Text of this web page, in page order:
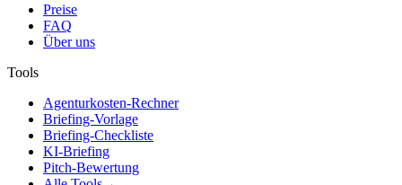
Preise
FAQ
Über uns
Tools
Agenturkosten-Rechner
Briefing-Vorlage
Briefing-Checkliste
KI-Briefing
Pitch-Bewertung